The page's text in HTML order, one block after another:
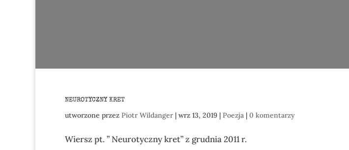
NEUROTYCZNY KRET
utworzone przez Piotr Wildanger | wrz 13, 2019 | Poezja | 0 komentarzy
Wiersz pt. ” Neurotyczny kret” z grudnia 2011 r.